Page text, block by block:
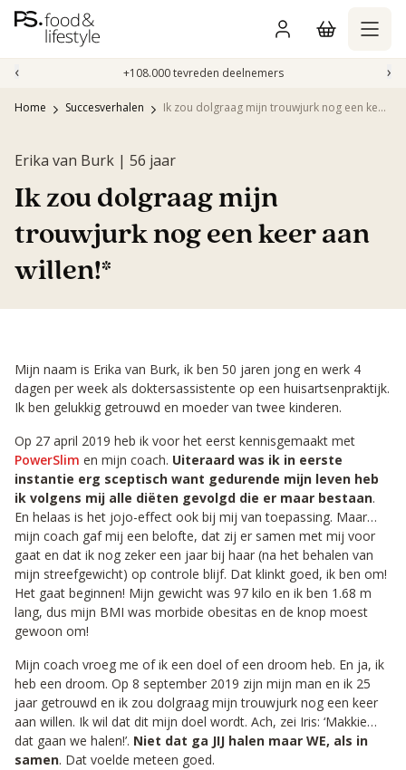
Naar
inhoud
‹ +108.000 tevreden deelnemers ›
Home Succesverhalen Ik zou dolgraag mijn trouwjurk nog een keer aan willen!*
Erika van Burk | 56 jaar
Ik zou dolgraag mijn
trouwjurk nog een keer aan
willen!*
Mijn naam is Erika van Burk, ik ben 50 jaren jong en werk 4
dagen per week als doktersassistente op een huisartsenpraktijk.
Ik ben gelukkig getrouwd en moeder van twee kinderen.
Op 27 april 2019 heb ik voor het eerst kennisgemaakt met
PowerSlim en mijn coach. Uiteraard was ik in eerste
instantie erg sceptisch want gedurende mijn leven heb
ik volgens mij alle diëten gevolgd die er maar bestaan.
En helaas is het jojo-effect ook bij mij van toepassing. Maar…
mijn coach gaf mij een belofte, dat zij er samen met mij voor
gaat en dat ik nog zeker een jaar bij haar (na het behalen van
mijn streefgewicht) op controle blijf. Dat klinkt goed, ik ben om!
Het gaat beginnen! Mijn gewicht was 97 kilo en ik ben 1.68 m
lang, dus mijn BMI was morbide obesitas en de knop moest
gewoon om!
Mijn coach vroeg me of ik een doel of een droom heb. En ja, ik
heb een droom. Op 8 september 2019 zijn mijn man en ik 25
jaar getrouwd en ik zou dolgraag mijn trouwjurk nog een keer
aan willen. Ik wil dat dit mijn doel wordt. Ach, zei Iris: ‘Makkie…
dat gaan we halen!’. Niet dat ga JIJ halen maar WE, als in
samen. Dat voelde meteen goed.